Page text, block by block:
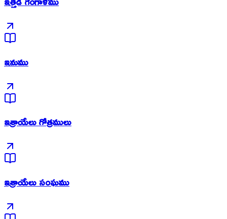
ఇనుము
ఇశ్రాయేలు గోత్రములు
ఇశ్రాయేలు సంఘము